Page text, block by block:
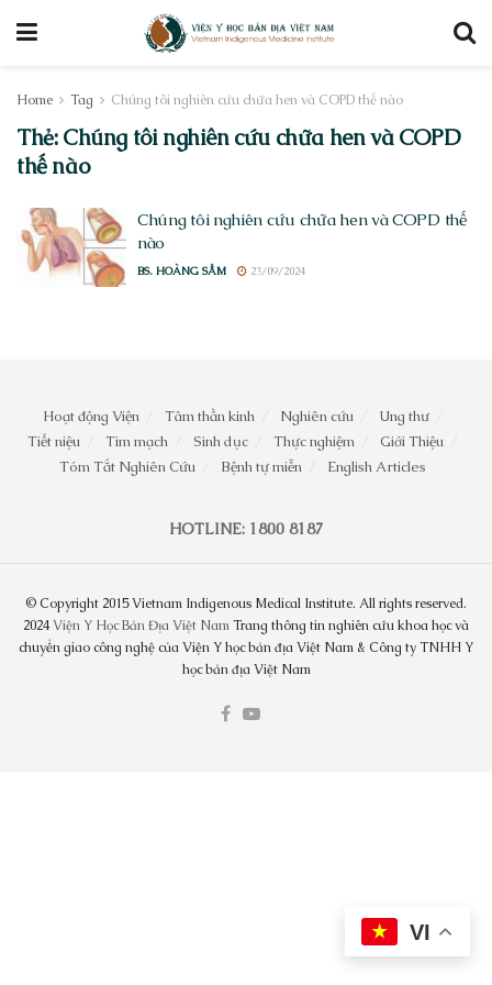
Home Tag Chúng tôi nghiên cứu chữa hen và COPD thế nào
Thẻ:Chúng tôi nghiên cứu chữa hen và COPD
thế nào
Chúng tôi nghiên cứu chữa hen và COPD thế
nào
BS. HOÀNG SẦM 23/09/2024
Hoạt động Viện Tâm thần kinh Nghiên cứu
Ung thư
Tiết niệu
Tim mạch Sinh dục Thực nghiệm
Giới Thiệu
Tóm Tắt Nghiên Cứu
Bệnh tự miễn English Articles
HOTLINE: 1800 8187
© Copyright 2015 Vietnam Indigenous Medical Institute. All rights reserved.
2024Viện Y Học Bản Địa Việt NamTrang thông tin nghiên cứu khoa học và
chuyển giao công nghệ của Viện Y học bản địa Việt Nam & Công ty TNHH Y
học bản địa Việt Nam
VI